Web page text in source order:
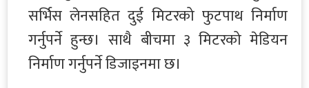
सर्भिस लेनसहित दुई मिटरको फुटपाथ निर्माण
गर्नुपर्ने हुन्छ। साथै बीचमा ३ मिटरको मेडियन
निर्माण गर्नुपर्ने डिजाइनमा छ।